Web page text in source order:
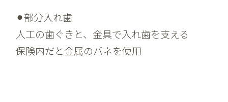
⚫︎部分入れ歯
人工の歯ぐきと、金具で入れ歯を支える
保険内だと金属のバネを使用